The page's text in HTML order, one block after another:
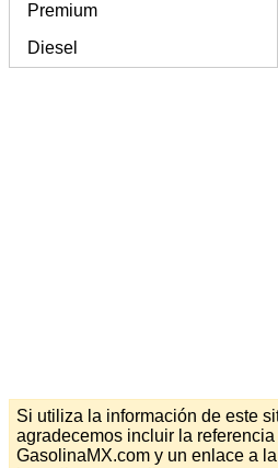
Premium
Diesel
Si utiliza la información de este
agradecemos incluir la
GasolinaMX.com y un enlace a la